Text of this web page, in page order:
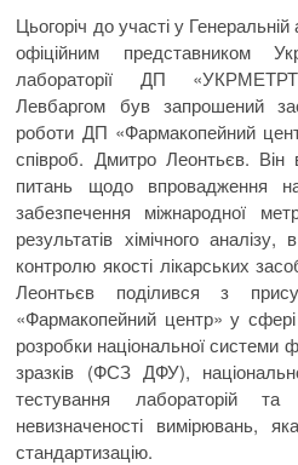
Цьогоріч до участі у
офіційним представником
лабораторії ДП
Левбаргом був запрошений
роботи ДП «Фармакопейний
співроб. Дмитро Леонтьєв. Він
питань щодо впровадження
забезпечення міжнародної
результатів хімічного
контролю якості лікарських
Леонтьєв поділився з
«Фармакопейний центр» у
розробки національної системи
зразків (ФСЗ ДФУ),
тестування лабораторій та
невизначеності вимірювань,
стандартизацію.